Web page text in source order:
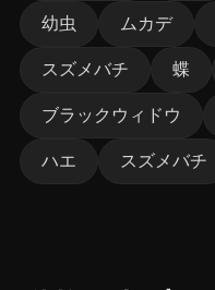
幼虫 ムカデ
スズメバチ 蝶
ブラックウィドウ
ハエ スズメバチ